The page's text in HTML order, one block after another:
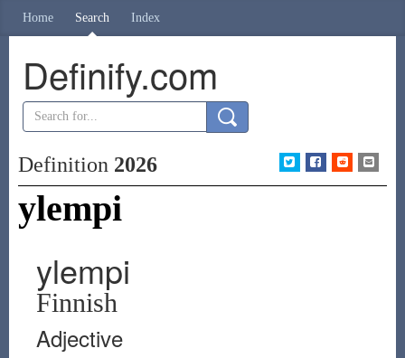
Home Search Index
Definify.com
Definition 2026
ylempi
ylempi
Finnish
Adjective